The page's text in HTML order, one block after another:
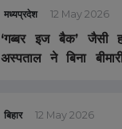
मध्यप्रदेश 12 May 2026
‘गब्बर इज बैक’ जैसी
अस्पताल ने बिना
बिहार 12 May 2026